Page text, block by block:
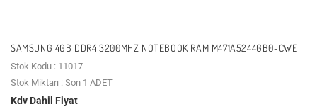
SAMSUNG 4GB DDR4 3200MHZ NOTEBOOK RAM M471A5244GB0-CWE
Stok Kodu : 11017
Stok Miktarı : Son 1 ADET
Kdv Dahil Fiyat